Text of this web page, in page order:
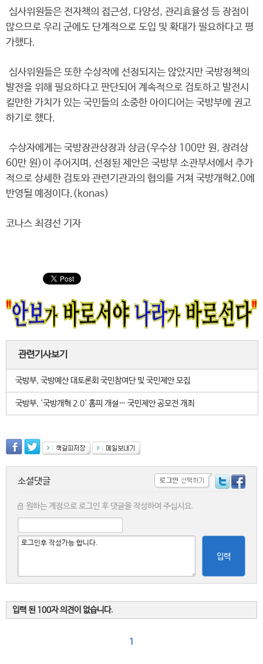
심사위원들은 전자책의 접근성, 다양성, 관리효율성 등 장점이
많으므로 우리 군에도 단계적으로 도입 및 확대가 필요하다고 평
가했다.
심사위원들은 또한 수상작에 선정되지는 않았지만 국방정책의
발전을 위해 필요하다고 판단되어 계속적으로 검토하고 발전시
킬만한 가치가 있는 국민들의 소중한 아이디어는 국방부에 권고
하기로 했다.
수상자에게는 국방장관상장과 상금(우수상 100만 원, 장려상
60만 원)이 주어지며, 선정된 제안은 국방부 소관부서에서 추가
적으로 상세한 검토와 관련기관과의 협의를 거쳐 국방개혁2.0에
반영될 예정이다.(konas)
코나스 최경선 기자
관련기사보기
국방부, 국방예산 대토론회 국민참여단 및 국민제안 모집
국방부, '국방개혁 2.0' 홈피 개설… 국민제안 공모전 개최
소셜댓글
원하는 계정으로 로그인 후 댓글을 작성하여 주십시요.
입력
입력 된 100자 의견이 없습니다.
1